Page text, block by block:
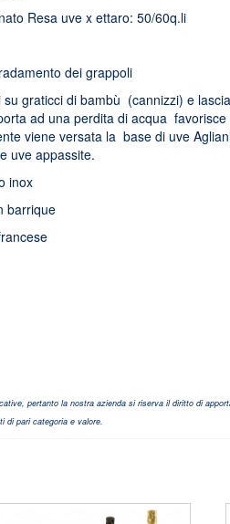
Resa uve x ettaro: 50/60q.li
dei grappoli
graticci di bambù (cannizzi) e
ad una perdita di acqua
viene versata la base di uve
uve appassite.
inox
barrique
pertanto la nostra azienda si riserva il diritto di
di pari categoria e valore.